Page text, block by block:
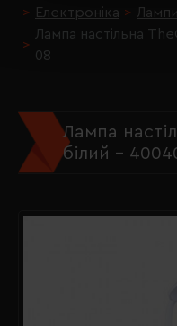
Електроніка
Лампи
Лампа настільна
08
Лампа
білий -